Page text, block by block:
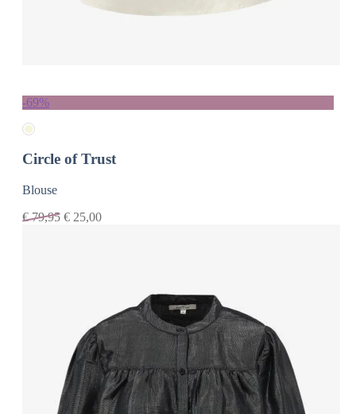
-69%
Circle of Trust
Blouse
€79,95 € 25,00